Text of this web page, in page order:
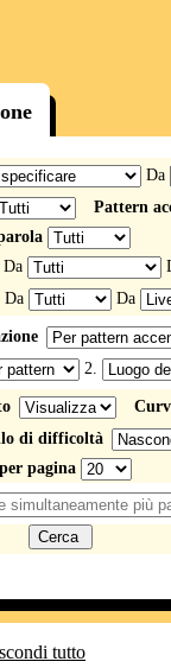
Da
Pattern
Da
Da Da
2.
di difficoltà
pagina
tutto